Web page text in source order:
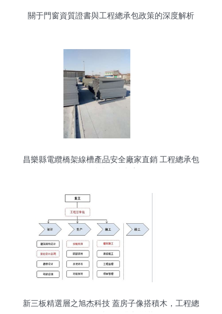
關于門窗資質證書與工程總承包政策的深度解析
昌樂縣電纜橋架線槽產品安全廠家直銷 工程總承包
新三板精選層之旭杰科技 蓋房子像搭積木，工程總